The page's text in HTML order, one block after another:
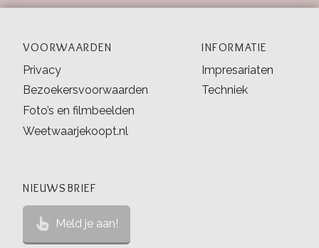
VOORWAARDEN
Privacy
Bezoekersvoorwaarden
Foto’s en filmbeelden
Weetwaarjekoopt.nl
INFORMATIE
Impresariaten
Techniek
NIEUWSBRIEF
Meld je aan!